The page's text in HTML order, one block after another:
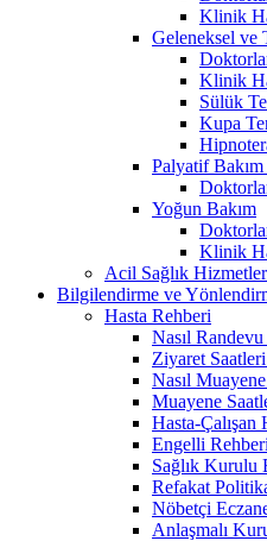
Klinik
Geleneksel ve
Klinik
Sülük
Kupa
Palyatif
Yoğun Bakım
Klinik
Acil Sağlık
Bilgilendirme ve
Hasta Rehberi
Nasıl Randevu
Ziyaret
Nasıl
Muayene
Hasta-Çalışan
Engelli Rehberi
Sağlık Kurulu
Refakat
Nöbetçi
Anlaşmalı